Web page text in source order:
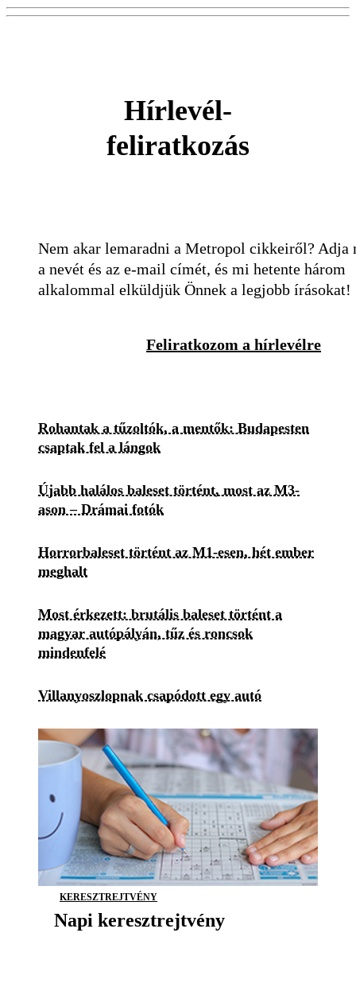
Hírlevél-
feliratkozás
Nem akar lemaradni a Metropol cikkeiről? Adja
a nevét és az e-mail címét, és mi hetente három
alkalommal elküldjük Önnek a legjobb írásokat!
Feliratkozom a hírlevélre
Rohantak a tűzoltók, a mentők: Budapesten
csaptak fel a lángok
Újabb halálos baleset történt, most az M3-
ason – Drámai fotók
Horrorbaleset történt az M1-esen, hét ember
meghalt
Most érkezett: brutális baleset történt a
magyar autópályán, tűz és roncsok
mindenfelé
Villanyoszlopnak csapódott egy autó
KERESZTREJTVÉNY
Napi keresztrejtvény